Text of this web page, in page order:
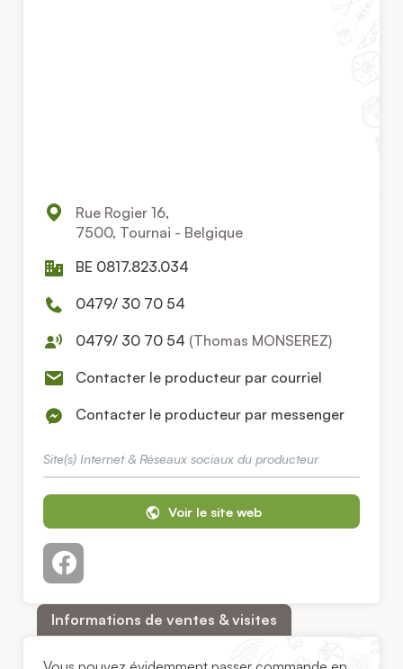
Rue Rogier 16,
7500, Tournai - Belgique
BE 0817.823.034
0479/ 30 70 54
0479/ 30 70 54 (Thomas MONSEREZ)
Contacter le producteur par courriel
Contacter le producteur par messenger
Site(s) Internet & Réseaux sociaux du producteur
Voir le site web
Informations de ventes & visites